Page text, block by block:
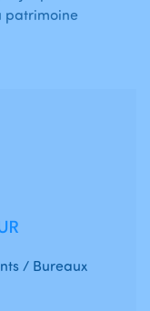
patrimoine
/ Bureaux